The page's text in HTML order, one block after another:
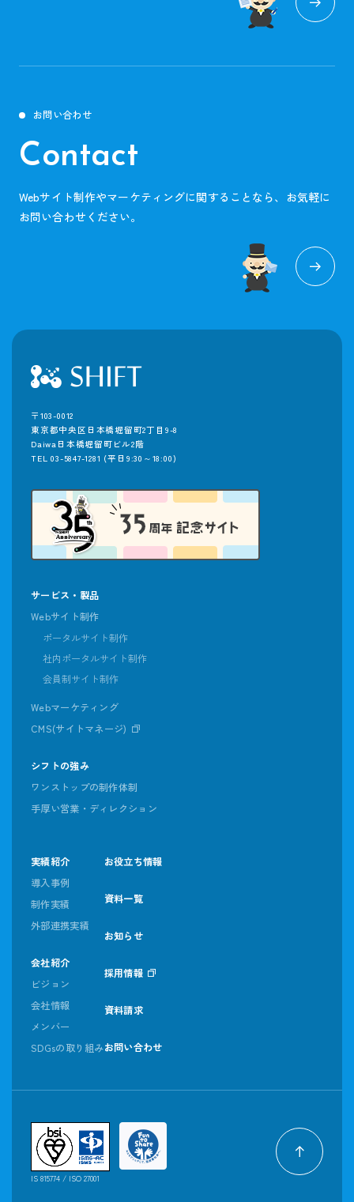
お問い合わせ
Contact
Webサイト制作やマーケティングに関することなら、お気軽に
お問い合わせください。
〒103-0012
東京都中央区日本橋堀留町2丁目9-8
Daiwa日本橋堀留町ビル2階
TEL 03-5847-1281 (平日9:30～18:00)
サービス・製品
Webサイト制作
ポータルサイト制作
社内ポータルサイト制作
会員制サイト制作
Webマーケティング
CMS(サイトマネージ)
シフトの強み
ワンストップの制作体制
手厚い営業・ディレクション
実績紹介
導入事例
制作実績
外部連携実績
会社紹介
ビジョン
会社情報
メンバー
SDGsの取り組み
お役立ち情報
資料一覧
お知らせ
採用情報
資料請求
お問い合わせ
IS 815774 / ISO 27001